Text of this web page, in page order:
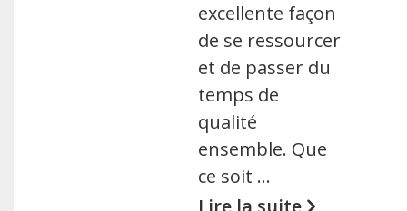
excellente façon
de se ressourcer
et de passer du
temps de
qualité
ensemble. Que
ce soit …
Lire la suite